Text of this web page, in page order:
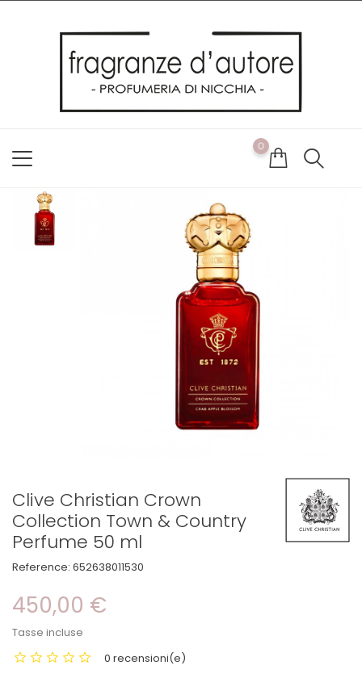
Utilizziamo i cookie per offrirti la migliore esperienza possibile
sul nostro sito web. Cliccando su OK, acconsenti alla nostra
politica sui cookie. Se desideri modificare le tue preferenze sui
cookie, puoi farlo
0
Clive Christian Crown
Collection Town & Country
Perfume 50 ml
Reference: 652638011530
450,00 €
Tasse incluse
0 recensioni(e)